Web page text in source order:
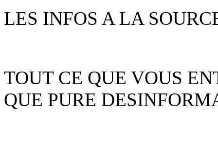
LES INFOS A LA
TOUT CE QUE VOUS
QUE PURE